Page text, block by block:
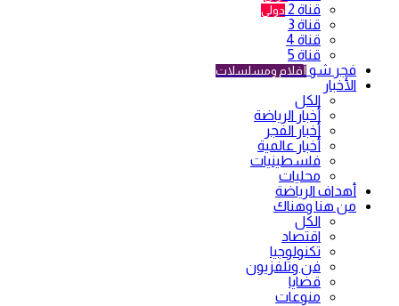
قناة 2 دولي
قناة 3
قناة 4
قناة 5
فجر شو أفلام ومسلسلات
الأخبار
الكل
أخبار الرياضة
أخبار الفجر
أخبار عالمية
فلسطينيات
محليات
أهداف الرياضة
من هنا وهناك
الكل
اقتصاد
تكنولوجيا
فن وتلفزيون
قضايا
منوعات